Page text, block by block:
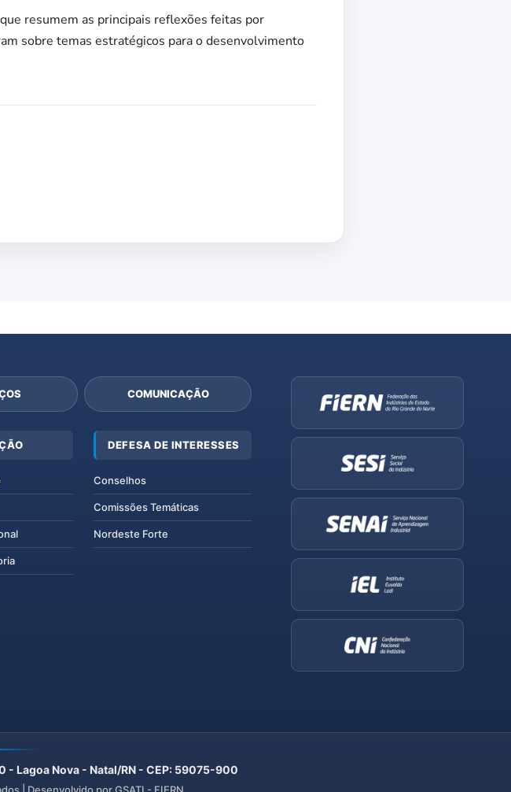
resumem as principais reflexões feitas por
sobre temas estratégicos para o desenvolvimento
COMUNICAÇÃO
DEFESA DE INTERESSES
Conselhos
Comissões Temáticas
Nordeste Forte
- Lagoa Nova - Natal/RN - CEP: 59075-900